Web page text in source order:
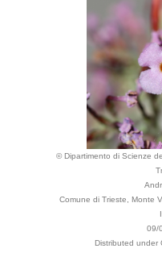
© Dipartimento di Scienze
Comune di Trieste, Monte
09/
Distributed under